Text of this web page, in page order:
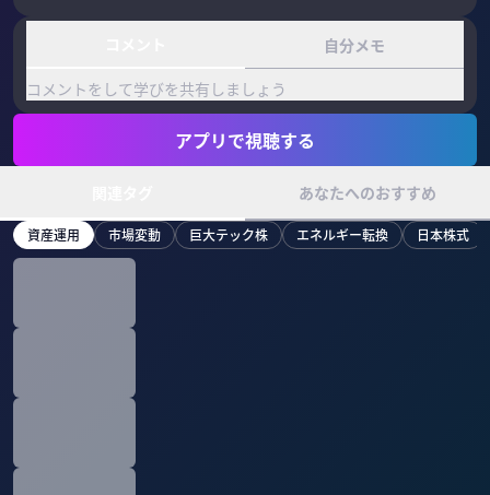
自分メモ
コメントをして学びを共有しましょう
アプリで視聴する
あなたへのおすすめ
資産運用 市場変動 巨大テック株 エネルギー転換 日本株式